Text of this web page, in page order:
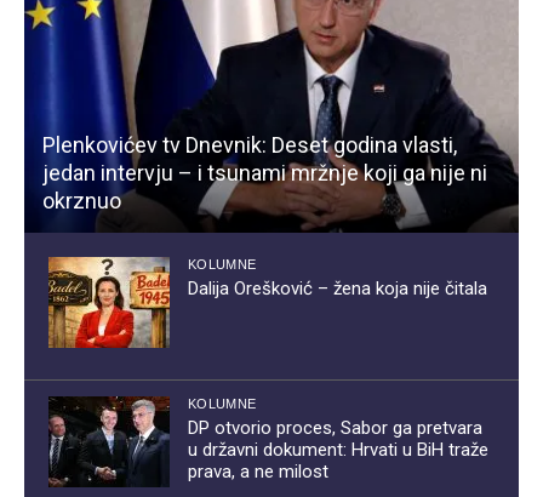
Plenkovićev tv Dnevnik: Deset godina vlasti,
jedan intervju – i tsunami mržnje koji ga nije ni
okrznuo
KOLUMNE
Dalija Orešković – žena koja nije čitala
KOLUMNE
DP otvorio proces, Sabor ga pretvara
u državni dokument: Hrvati u BiH traže
prava, a ne milost